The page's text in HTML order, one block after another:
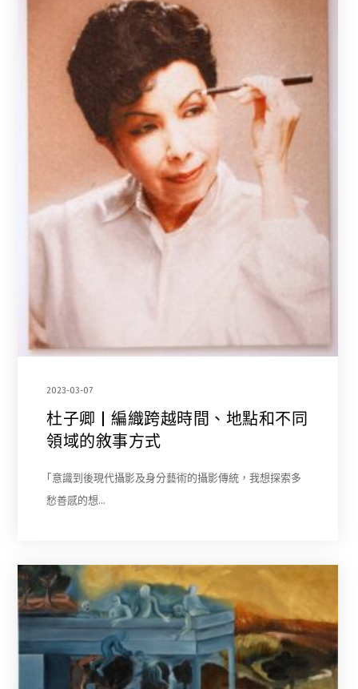
2023-03-07
杜子卿 | 編織跨越時間、地點和不同
領域的敘事方式
｢意識到後現代攝影及身分藝術的攝影傳統，我想探索多
愁善感的想…